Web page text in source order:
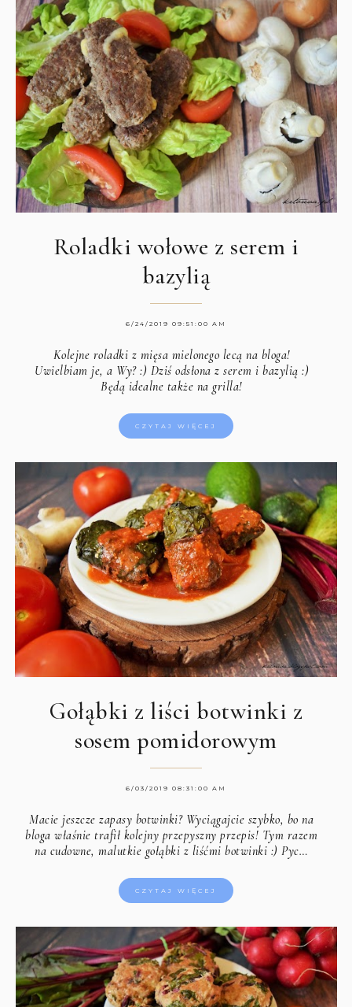
Roladki wołowe z serem i
bazylią
6/24/2019 09:51:00 AM
Kolejne roladki z mięsa mielonego lecą na bloga!
Uwielbiam je, a Wy? :) Dziś odsłona z serem i bazylią :)
Będą idealne także na grilla!
CZYTAJ WIĘCEJ
Gołąbki z liści botwinki z
sosem pomidorowym
6/03/2019 08:31:00 AM
Macie jeszcze zapasy botwinki? Wyciągajcie szybko, bo na
bloga właśnie trafił kolejny przepyszny przepis! Tym razem
na cudowne, malutkie gołąbki z liśćmi botwinki :) Pyc…
CZYTAJ WIĘCEJ